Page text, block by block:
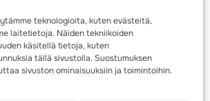
teknologioita, kuten evästeitä,
laitetietoja. Näiden tekniikoiden
käsitellä tietoja, kuten
tällä sivustolla. Suostumuksen
sivuston ominaisuuksiin ja toimintoihin.